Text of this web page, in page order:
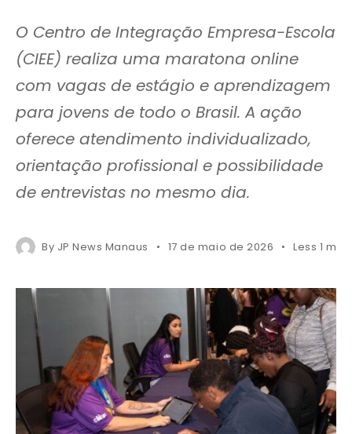
O Centro de Integração Empresa-Escola
(CIEE) realiza uma maratona online
com vagas de estágio e aprendizagem
para jovens de todo o Brasil. A ação
oferece atendimento individualizado,
orientação profissional e possibilidade
de entrevistas no mesmo dia.
By JP News Manaus 17 de maio de 2026 Less 1